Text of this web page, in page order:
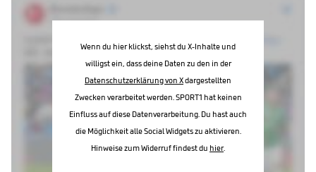
Wenn du hier klickst, siehst du X-Inhalte und
willigst ein, dass deine Daten zu den in der
Datenschutzerklärung von Xdargestellten
Zwecken verarbeitet werden. SPORT1 hat keinen
Einfluss auf diese Datenverarbeitung. Du hast auch
die Möglichkeit alle Social Widgets zu aktivieren.
Hinweise zum Widerruf findest du hier.